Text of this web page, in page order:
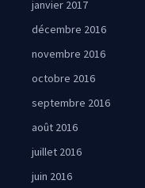
janvier 2017
décembre 2016
novembre 2016
octobre 2016
septembre 2016
août 2016
juillet 2016
juin 2016